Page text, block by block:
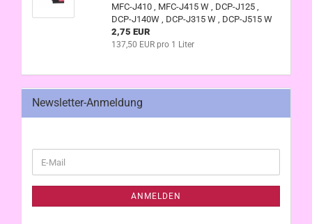
MFC-J410 , MFC-J415 W , DCP-J125 ,
DCP-J140W , DCP-J315 W , DCP-J515 W
2,75 EUR
137,50 EUR pro 1 Liter
Newsletter-Anmeldung
ZUR
E-
Mail
ANMELDEN